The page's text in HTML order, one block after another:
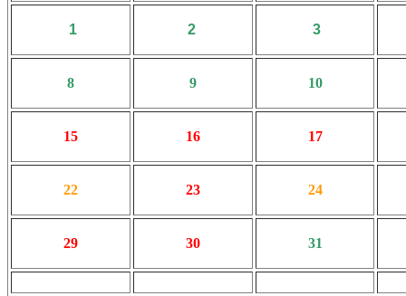
1 2 3
8 9 10
15 16 17
22 23 24
29 30 31